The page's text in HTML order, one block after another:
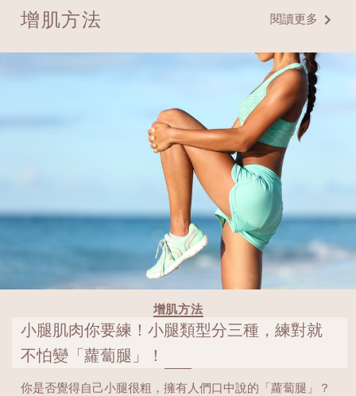
增肌方法 閱讀更多
增肌方法
小腿肌肉你要練！小腿類型分三種，練對就
不怕變「蘿蔔腿」！
你是否覺得自己小腿很粗，擁有人們口中說的「蘿蔔腿」？